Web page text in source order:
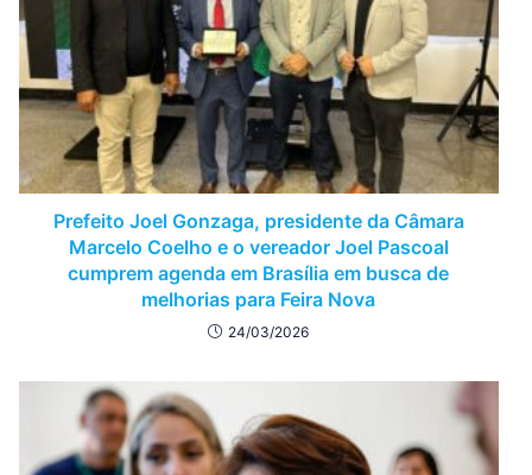
Prefeito Joel Gonzaga, presidente da Câmara
Marcelo Coelho e o vereador Joel Pascoal
cumprem agenda em Brasília em busca de
melhorias para Feira Nova
24/03/2026